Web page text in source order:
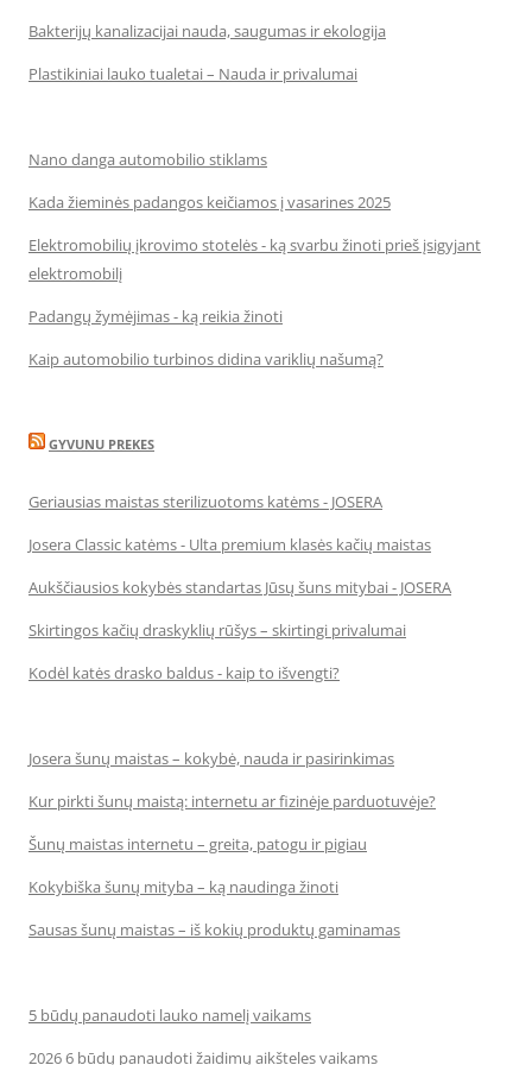
Bakterijų kanalizacijai nauda, saugumas ir ekologija
Plastikiniai lauko tualetai – Nauda ir privalumai
Nano danga automobilio stiklams
Kada žieminės padangos keičiamos į vasarines 2025
Elektromobilių įkrovimo stotelės - ką svarbu žinoti prieš įsigyjant
elektromobilį
Padangų žymėjimas - ką reikia žinoti
Kaip automobilio turbinos didina variklių našumą?
GYVUNU PREKES
Geriausias maistas sterilizuotoms katėms - JOSERA
Josera Classic katėms - Ulta premium klasės kačių maistas
Aukščiausios kokybės standartas Jūsų šuns mitybai - JOSERA
Skirtingos kačių draskyklių rūšys – skirtingi privalumai
Kodėl katės drasko baldus - kaip to išvengti?
Josera šunų maistas – kokybė, nauda ir pasirinkimas
Kur pirkti šunų maistą: internetu ar fizinėje parduotuvėje?
Šunų maistas internetu – greita, patogu ir pigiau
Kokybiška šunų mityba – ką naudinga žinoti
Sausas šunų maistas – iš kokių produktų gaminamas
5 būdų panaudoti lauko namelį vaikams
2026 6 būdų panaudoti žaidimų aikšteles vaikams